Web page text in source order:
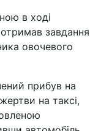
в ході
завдання
овочевого
прибув на
на таксі,